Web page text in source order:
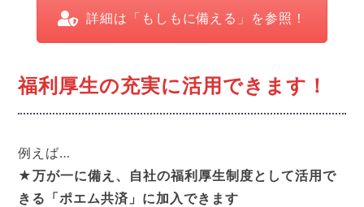
詳細は「もしもに備える」を参照！
福利厚生の充実に活用できます！
例えば…
★万が一に備え、自社の福利厚生制度として活用で
きる「ポエム共済」に加入できます